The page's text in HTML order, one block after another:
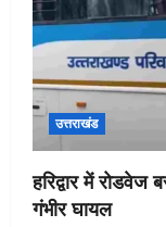
उत्तराखंड
हरिद्वार में
गंभीर घायल